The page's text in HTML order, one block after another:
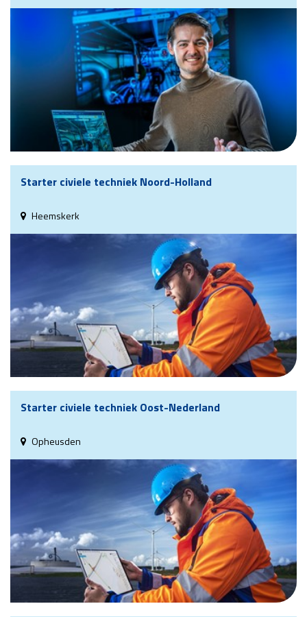
Starter civiele techniek Noord-Holland
Heemskerk
Starter civiele techniek Oost-Nederland
Opheusden